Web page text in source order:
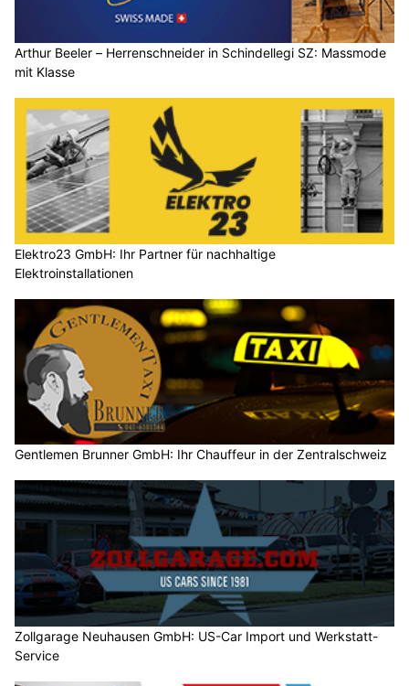
Arthur Beeler – Herrenschneider in Schindellegi SZ: Massmode
mit Klasse
Elektro23 GmbH: Ihr Partner für nachhaltige
Elektroinstallationen
Gentlemen Brunner GmbH: Ihr Chauffeur in der Zentralschweiz
Zollgarage Neuhausen GmbH: US-Car Import und Werkstatt-
Service